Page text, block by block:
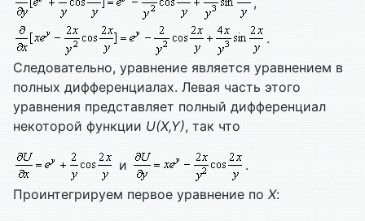
.
Следовательно, уравнение является уравнением в
полных дифференциалах. Левая часть этого
уравнения представляет полный дифференциал
некоторой функции U(X,Y), так что
и
.
Проинтегрируем первое уравнение по X: